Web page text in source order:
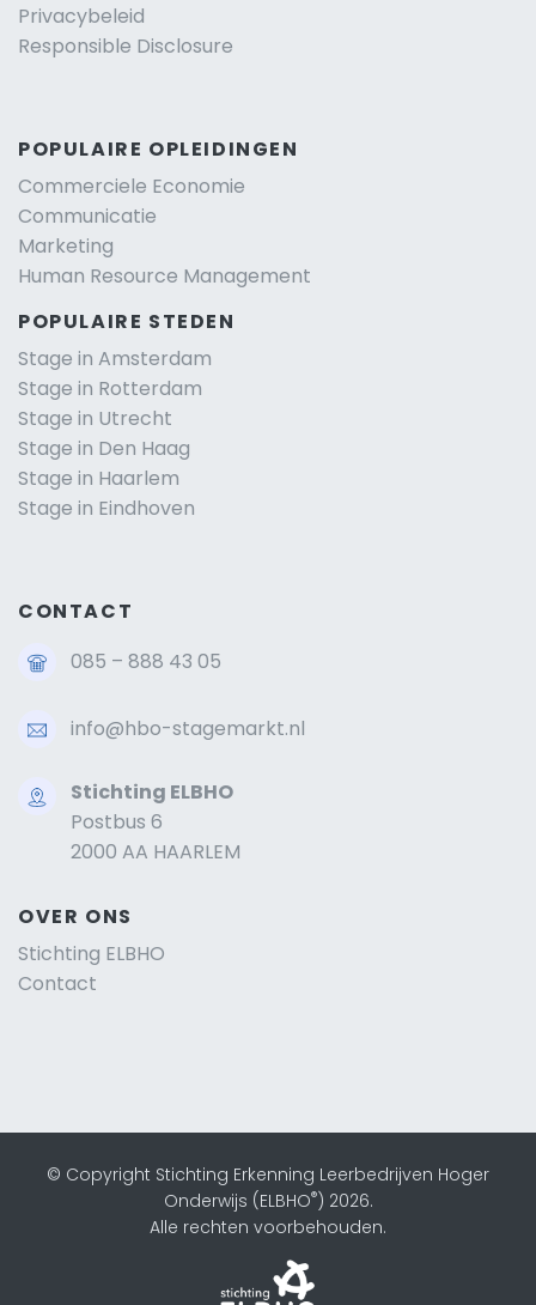
Privacybeleid
Responsible Disclosure
POPULAIRE OPLEIDINGEN
Commerciele Economie
Communicatie
Marketing
Human Resource Management
POPULAIRE STEDEN
Stage in Amsterdam
Stage in Rotterdam
Stage in Utrecht
Stage in Den Haag
Stage in Haarlem
Stage in Eindhoven
CONTACT
085 – 888 43 05
info@hbo-stagemarkt.nl
Stichting ELBHO
Postbus 6
2000 AA HAARLEM
OVER ONS
Stichting ELBHO
Contact
© Copyright Stichting Erkenning Leerbedrijven Hoger
Onderwijs (ELBHO®) 2026.
Alle rechten voorbehouden.